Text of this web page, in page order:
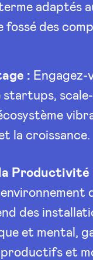
adaptés
fossé des
: Engagez-
startups,
la croissance.
Productivité
des
et mental,
et